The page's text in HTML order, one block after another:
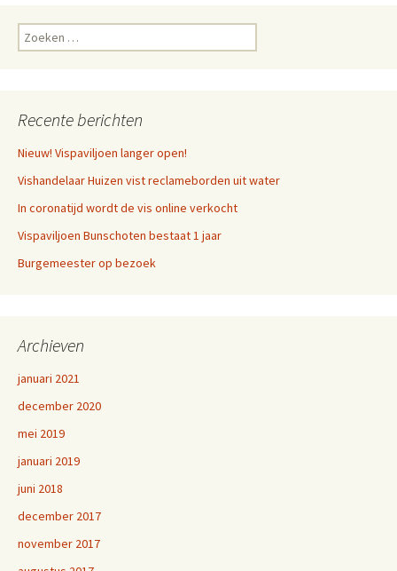
Zoeken
naar:
Recente berichten
Nieuw! Vispaviljoen langer open!
Vishandelaar Huizen vist reclameborden uit water
In coronatijd wordt de vis online verkocht
Vispaviljoen Bunschoten bestaat 1 jaar
Burgemeester op bezoek
Archieven
januari 2021
december 2020
mei 2019
januari 2019
juni 2018
december 2017
november 2017